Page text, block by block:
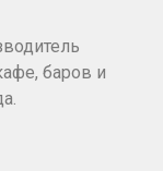
баров и